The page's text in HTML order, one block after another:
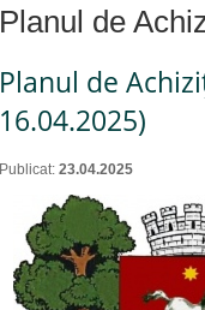
Planul de
Planul de
16.04.2025)
Publicat: 23.04.2025